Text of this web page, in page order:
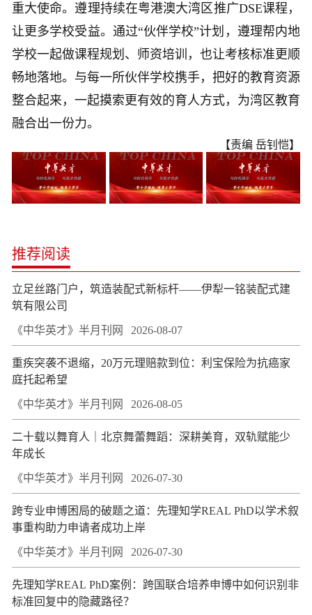
重大使命。遵理持续在粤港澳大湾区推广DSE课程，
让更多学校受益。通过“伙伴学校”计划，遵理帮内地
学校一起做课程规划、师资培训，也让考核标准更顺
畅地落地。与每一所伙伴学校携手，把好的教育资源
整合起来，一起摸索更有效的育人方式，为湾区教育
融合出一份力。
【责编 岳钊恺】
推荐阅读
立足丝路门户，筑造装配式新标杆——伊犁一铭装配式建
筑有限公司
《中华英才》半月刊网 2026-08-07
重疾突袭不退缩，20万元理赔款到位：利宝保险为抗癌家
庭托起希望
《中华英才》半月刊网 2026-08-05
二十载以舞育人｜北京舞蕾舞蹈：深耕美育，双轨赋能少
年成长
《中华英才》半月刊网 2026-07-30
跨专业申博困局的破题之道：先理知学REAL PhD以学术叙
事重构助力申请者成功上岸
《中华英才》半月刊网 2026-07-30
先理知学REAL PhD案例：跨国联合培养申博中如何识别非
标准回复中的隐藏路径？